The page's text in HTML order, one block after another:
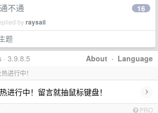
不通
byraysaii
16
题
About · Language
· 3.9.8.5
进行中！
进行中！留言就抽鼠标键盘！ ›
PRO